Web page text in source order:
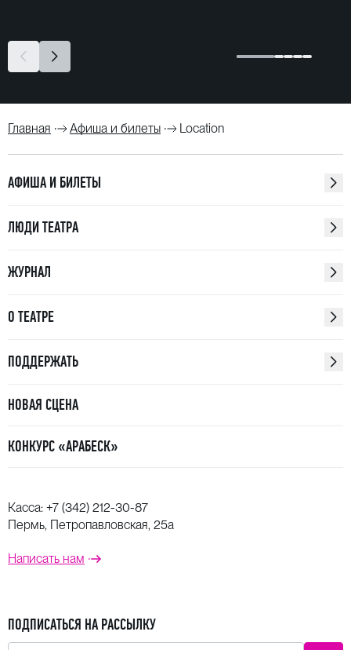
Главная Афиша и билеты Location
АФИША И БИЛЕТЫ
ЛЮДИ ТЕАТРА
ЖУРНАЛ
О ТЕАТРЕ
ПОДДЕРЖАТЬ
НОВАЯ СЦЕНА
КОНКУРС «АРАБЕСК»
Касса: +7 (342) 212-30-87
Пермь, Петропавловская, 25а
Написать нам
ПОДПИСАТЬСЯ НА РАССЫЛКУ